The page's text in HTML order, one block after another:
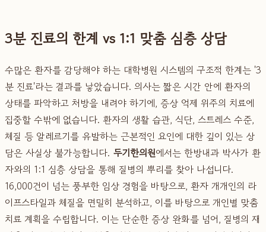
3분 진료의 한계 vs 1:1 맞춤 심층 상담
수많은 환자를 감당해야 하는 대학병원 시스템의 구조적 한계는 '3
분 진료'라는 결과를 낳았습니다. 의사는 짧은 시간 안에 환자의
상태를 파악하고 처방을 내려야 하기에, 증상 억제 위주의 치료에
집중할 수밖에 없습니다. 환자의 생활 습관, 식단, 스트레스 수준,
체질 등 알레르기를 유발하는 근본적인 요인에 대한 깊이 있는 상
담은 사실상 불가능합니다. 두기한의원에서는 한방내과 박사가 환
자와의 1:1 심층 상담을 통해 질병의 뿌리를 찾아 나섭니다.
16,000건이 넘는 풍부한 임상 경험을 바탕으로, 환자 개개인의 라
이프스타일과 체질을 면밀히 분석하고, 이를 바탕으로 개인별 맞춤
치료 계획을 수립합니다. 이는 단순한 증상 완화를 넘어, 질병의 재